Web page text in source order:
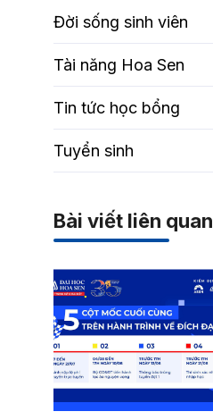
Đời sống sinh viên
Tài năng Hoa Sen
Tin tức học bổng
Tuyển sinh
Bài viết liên quan